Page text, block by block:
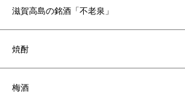
滋賀高島の銘酒「不老泉」
焼酎
梅酒